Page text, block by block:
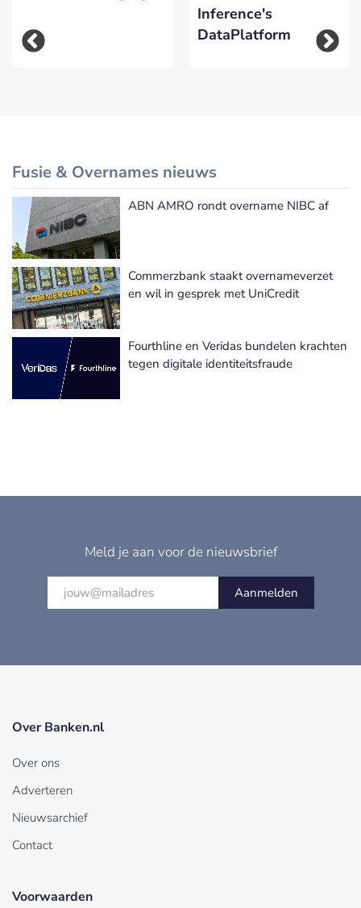
Inference's
DataPlatform
Fusie & Overnames nieuws
ABN AMRO rondt overname NIBC af
Commerzbank staakt overnameverzet
en wil in gesprek met UniCredit
Fourthline en Veridas bundelen krachten
tegen digitale identiteitsfraude
Meld je aan voor de nieuwsbrief
Aanmelden
Over Banken.nl
Over ons
Adverteren
Nieuwsarchief
Contact
Voorwaarden